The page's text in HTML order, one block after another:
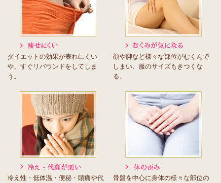
ダイエットの効果が表れにくい
や、すぐリバウンドをしてしま
う。
顔や脚など様々な部位がむくんで
しまい、服のサイズもきつくな
る。
冷え性・低体温・便秘・頭痛や代
骨盤を中心に身体の様々な部位の